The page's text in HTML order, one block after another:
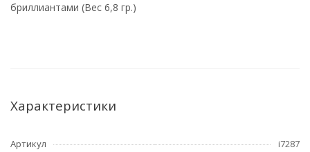
бриллиантами (Вес 6,8 гр.)
Характеристики
Артикул i7287